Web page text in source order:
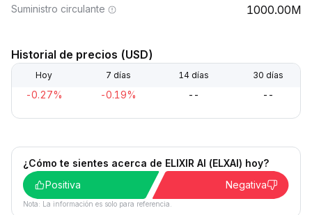
Suministro circulante 1000.00M
Historial de precios (USD)
Hoy 7 días 14 días 30 días
-0.27% -0.19% -- --
¿Cómo te sientes acerca de ELIXIR AI (ELXAI) hoy?
Positiva
Negativa
Nota: La información es solo para referencia.